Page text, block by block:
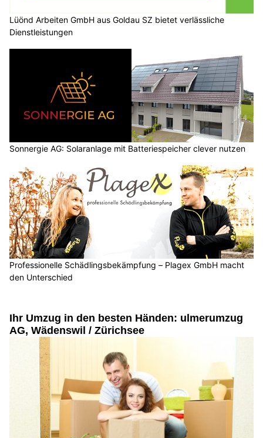
Lüönd Arbeiten GmbH aus Goldau SZ bietet verlässliche
Dienstleistungen
Sonnergie AG: Solaranlage mit Batteriespeicher clever nutzen
Professionelle Schädlingsbekämpfung – Plagex GmbH macht
den Unterschied
Ihr Umzug in den besten Händen: ulmerumzug
AG, Wädenswil / Zürichsee